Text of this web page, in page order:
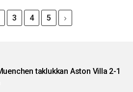
3 4 5
taklukkan Aston Villa 2-1